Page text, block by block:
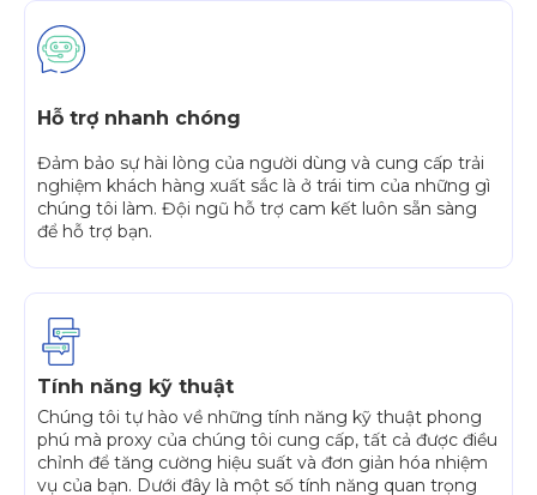
Hỗ trợ nhanh chóng
Đảm bảo sự hài lòng của người dùng và cung cấp trải
nghiệm khách hàng xuất sắc là ở trái tim của những gì
chúng tôi làm. Đội ngũ hỗ trợ cam kết luôn sẵn sàng
để hỗ trợ bạn.
Tính năng kỹ thuật
Chúng tôi tự hào về những tính năng kỹ thuật phong
phú mà proxy của chúng tôi cung cấp, tất cả được điều
chỉnh để tăng cường hiệu suất và đơn giản hóa nhiệm
vụ của bạn. Dưới đây là một số tính năng quan trọng